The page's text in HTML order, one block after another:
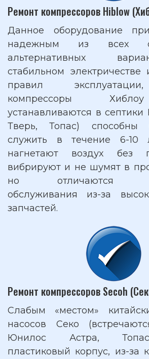
Ремонт компрессоров Hiblow
Данное оборудование
надежным из всех
альтернативных
стабильном
правил
компрессоры
устанавливаются в
Тверь, Топас) способны
служить в течение 6-10
нагнетают воздух
вибрируют и не шумят в
но отличаются
обслуживания из-за
запчастей.
Ремонт компрессоров Secoh
Слабым «местом»
насосов Секо
Юнилос Астра,
пластиковый корпус, из-за